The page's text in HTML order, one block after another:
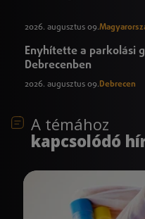
2026. augusztus 09.
Enyhítette a parkolási
Debrecenben
2026. augusztus 09.Debrecen
A témához
kapcsolódó